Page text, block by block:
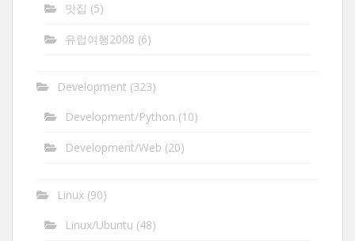
맛집 (5)
유럽여행2008 (6)
Development (323)
Development/Python (10)
Development/Web (20)
Linux (90)
Linux/Ubuntu (48)